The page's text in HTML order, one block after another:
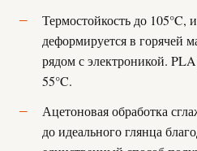
Термостойкость до 105°C,
деформируется в горячей
рядом с электроникой.
55°C.
Ацетоновая обработка
до идеального глянца